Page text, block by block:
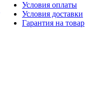
Условия оплаты
Условия доставки
Гарантия на товар